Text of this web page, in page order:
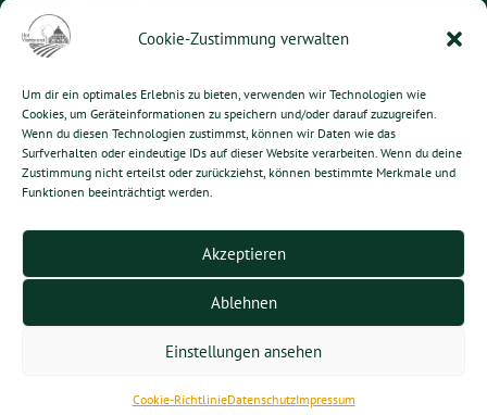
Cookie-Zustimmung verwalten
Um dir ein optimales Erlebnis zu bieten, verwenden wir Technologien wie
Cookies, um Geräteinformationen zu speichern und/oder darauf zuzugreifen.
Wenn du diesen Technologien zustimmst, können wir Daten wie das
Surfverhalten oder eindeutige IDs auf dieser Website verarbeiten. Wenn du deine
Zustimmung nicht erteilst oder zurückziehst, können bestimmte Merkmale und
Funktionen beeinträchtigt werden.
Akzeptieren
Ablehnen
Einstellungen ansehen
Cookie-RichtlinieDatenschutzImpressum
Viehbrooker Weg 6
Telefon: 04394 992356
Telefax: 04394 992355
E-Mail: info@hof-viehbrook.de
Impressum